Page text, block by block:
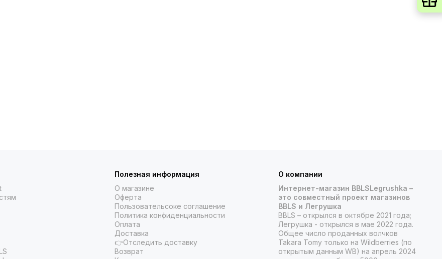
Полезная информация
О магазине
Оферта
Пользовательсоке соглашение
Политика конфиденциальности
Оплата
Доставка
👉Отследить доставку
Возврат
О компании
Интернет-магазин BBLSLegrushka –
это совместный проект магазинов
BBLS и Легрушка
BBLS – открылся в октябре 2021 года;
Легрушка - открылся в мае 2022 года.
Общее число проданных волчков
Takara Tomy только на Wildberries (по
открытым данным WB) на апрель 2024